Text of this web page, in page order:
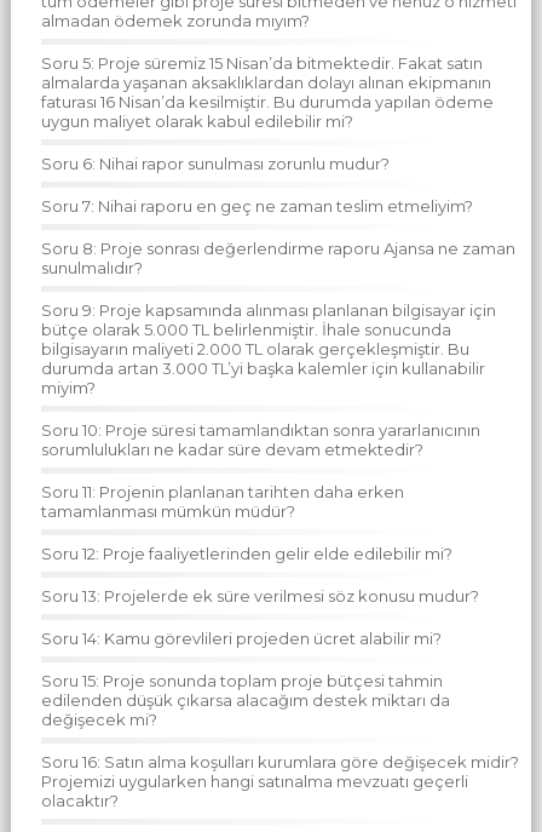
almadan ödemek zorunda mıyım?
Soru 5: Proje süremiz 15 Nisan’da bitmektedir. Fakat satın
almalarda yaşanan aksaklıklardan dolayı alınan ekipmanın
faturası 16 Nisan’da kesilmiştir. Bu durumda yapılan ödeme
uygun maliyet olarak kabul edilebilir mi?
Soru 6: Nihai rapor sunulması zorunlu mudur?
Soru 7: Nihai raporu en geç ne zaman teslim etmeliyim?
Soru 8: Proje sonrası değerlendirme raporu Ajansa ne zaman
sunulmalıdır?
Soru 9: Proje kapsamında alınması planlanan bilgisayar için
bütçe olarak 5.000 TL belirlenmiştir. İhale sonucunda
bilgisayarın maliyeti 2.000 TL olarak gerçekleşmiştir. Bu
durumda artan 3.000 TL’yi başka kalemler için kullanabilir
miyim?
Soru 10: Proje süresi tamamlandıktan sonra yararlanıcının
sorumlulukları ne kadar süre devam etmektedir?
Soru 11: Projenin planlanan tarihten daha erken
tamamlanması mümkün müdür?
Soru 12: Proje faaliyetlerinden gelir elde edilebilir mi?
Soru 13: Projelerde ek süre verilmesi söz konusu mudur?
Soru 14: Kamu görevlileri projeden ücret alabilir mi?
Soru 15: Proje sonunda toplam proje bütçesi tahmin
edilenden düşük çıkarsa alacağım destek miktarı da
değişecek mi?
Soru 16: Satın alma koşulları kurumlara göre değişecek midir?
Projemizi uygularken hangi satınalma mevzuatı geçerli
olacaktır?